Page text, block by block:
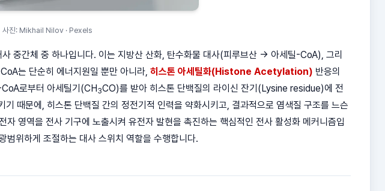
사진: Mikhail Nilov · Pexels
중간체 중 하나입니다. 이는 지방산 산화, 탄수화물 대사(피루브산 → 아세틸-CoA), 그리
는 단순히 에너지원일 뿐만 아니라, 히스톤 아세틸화(Histone Acetylation) 반응의
로부터 아세틸기(CH 3CO)를 받아 히스톤 단백질의 라이신 잔기(Lysine residue)에 전
때문에, 히스톤 단백질 간의 정전기적 인력을 약화시키고, 결과적으로 염색질 구조를 느슨
영역을 전사 기구에 노출시켜 유전자 발현을 촉진하는 핵심적인 전사 활성화 메커니즘입
위하게 조절하는 대사 스위치 역할을 수행합니다.